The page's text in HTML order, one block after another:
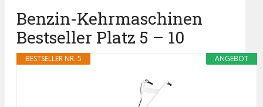
Benzin-Kehrmaschinen
Bestseller Platz 5 – 10
ANGEBOT
BESTSELLER NR. 5